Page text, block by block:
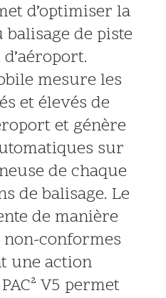
d’optimiser la
de piste
mesure les
et élevés de
et génère
sur
de chaque
de balisage. Le
de manière
conformes
une action
V5 permet